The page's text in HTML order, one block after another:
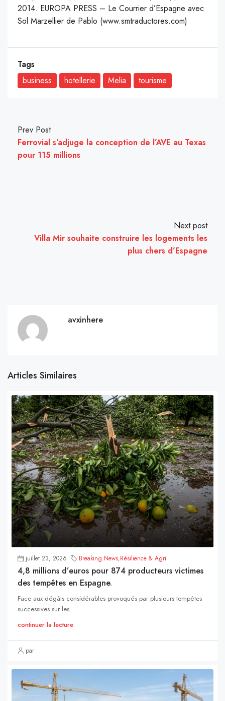
2014. EUROPA PRESS – Le Courrier d’Espagne avec
Sol Marzellier de Pablo (www.smtraductores.com)
Tags
business
hotellerie Melia tourisme
Prev Post
Ferrovial s’adjuge la conception de l’AVE au Texas
pour 115 millions
Next post
Villa Mir souhaite construire les logements les
plus chers d’Espagne
avxinhere
Articles Similaires
juillet 23, 2026 Breaking News,Résilience & Agri
4,8 millions d’euros pour 874 producteurs victimes
des tempêtes en Espagne.
Face aux dégâts considérables provoqués par plusieurs tempêtes
successives sur les...
continuer la lecture
par